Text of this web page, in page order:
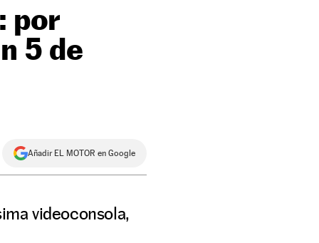
por
5 de
Añadir EL MOTOR en Google
videoconsola,